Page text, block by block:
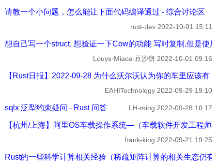
请教一个小问题，怎么能让下面代码编译通过 - 综合讨论区
rust-dev 2022-10-01 15:11
想自己写一个struct, 想验证一下Cow的功能 写时复制,但是使
Louys·Miaoa 豆沙饼 2022-10-01 09:16
【Rust日报】2022-09-28 为什么沃尔沃认为你的车里应该有
EAHITechnology 2022-09-29 19:10
sqlx 泛型约束疑问 - Rust 问答 LH-ming 2022-09-28 10:17
【杭州/上海】阿里OS车载操作系统—（车载软件开发工程
frank-king 2022-09-21 19:25
Rust的一些科学计算相关经验（稀疏矩阵计算的相关生态仍